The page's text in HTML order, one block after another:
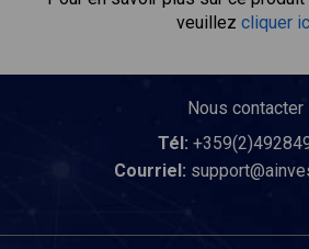
veuillez cliquer
Nous contacter
Tél:
Courriel: